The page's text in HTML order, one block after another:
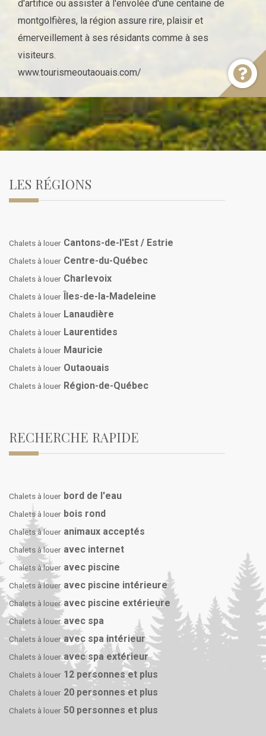
d'artifice ou assister à l'envolée d'une centaine de
montgolfières, la région assure rire, plaisir et
émerveillement à ses résidants comme à ses
visiteurs.
www.tourismeoutaouais.com/
LES RÉGIONS
Chalets à louer Cantons-de-l'Est / Estrie
Chalets à louer Centre-du-Québec
Chalets à louer Charlevoix
Chalets à louer Îles-de-la-Madeleine
Chalets à louer Lanaudière
Chalets à louer Laurentides
Chalets à louer Mauricie
Chalets à louer Outaouais
Chalets à louer Région-de-Québec
RECHERCHE RAPIDE
Chalets à louer bord de l'eau
Chalets à louer bois rond
Chalets à louer animaux acceptés
Chalets à louer avec internet
Chalets à louer avec piscine
Chalets à louer avec piscine intérieure
Chalets à louer avec piscine extérieure
Chalets à louer avec spa
Chalets à louer avec spa intérieur
Chalets à louer avec spa extérieur
Chalets à louer 12 personnes et plus
Chalets à louer 20 personnes et plus
Chalets à louer 50 personnes et plus